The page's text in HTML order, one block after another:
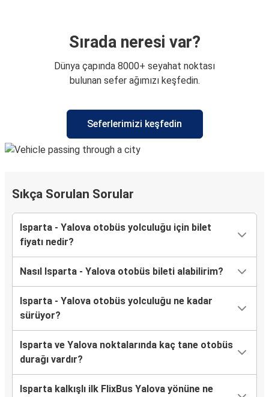
Sırada neresi var?
Dünya çapında 8000+ seyahat noktası
bulunan sefer ağımızı keşfedin.
Seferlerimizi keşfedin
Sıkça Sorulan Sorular
Isparta - Yalova otobüs yolculuğu için bilet
fiyatı nedir?
Nasıl Isparta - Yalova otobüs bileti alabilirim?
Isparta - Yalova otobüs yolculuğu ne kadar
sürüyor?
Isparta ve Yalova noktalarında kaç tane otobüs
durağı vardır?
Isparta kalkışlı ilk FlixBus Yalova yönüne ne